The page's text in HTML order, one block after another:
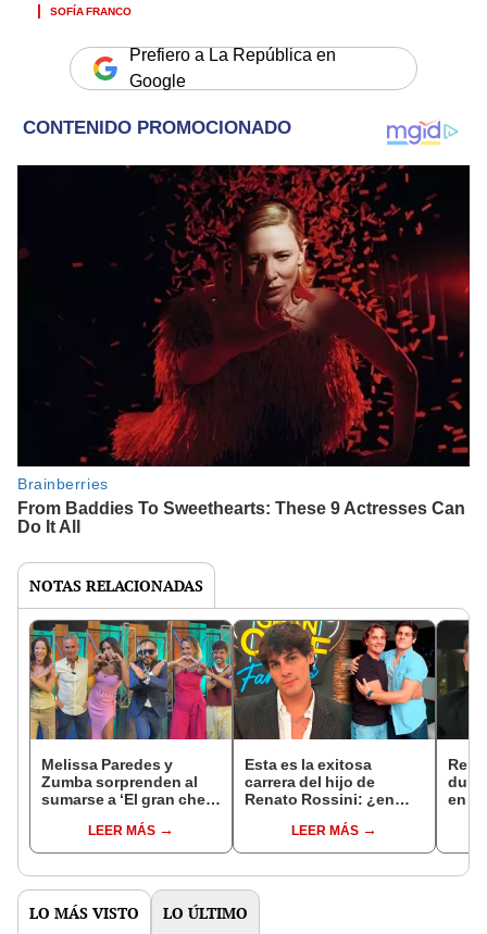
SOFÍA FRANCO
Prefiero a La República en
Google
NOTAS RELACIONADAS
Melissa Paredes y
Zumba sorprenden al
sumarse a ‘El gran chef
conoce a los 6 primeros
participantes
LEER MÁS
Esta es la exitosa
carrera del hijo de
Renato Rossini: ¿en
trabajó y dónde
estudió?
LEER MÁS
duro
en
LO MÁS VISTO LO ÚLTIMO